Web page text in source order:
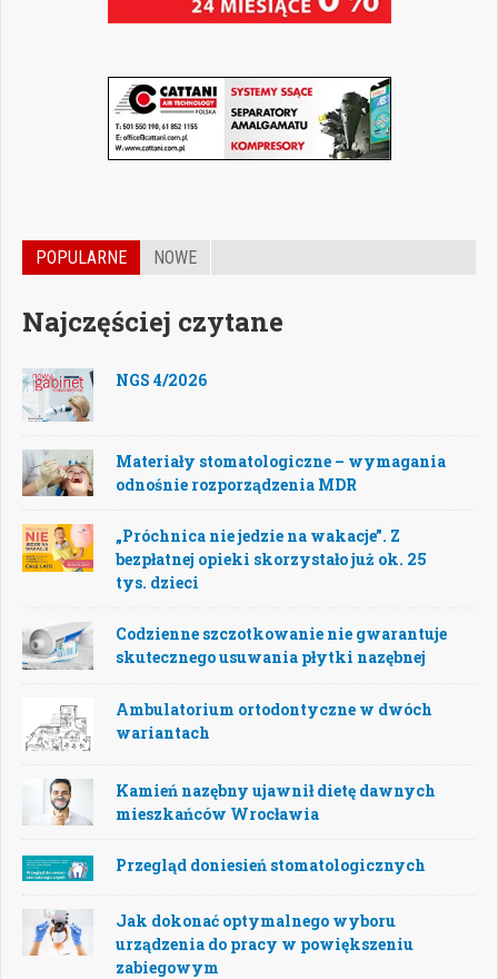
POPULARNE NOWE
Najczęściej czytane
NGS 4/2026
Materiały stomatologiczne – wymagania
odnośnie rozporządzenia MDR
„Próchnica nie jedzie na wakacje”. Z
bezpłatnej opieki skorzystało już ok. 25
tys. dzieci
Codzienne szczotkowanie nie gwarantuje
skutecznego usuwania płytki nazębnej
Ambulatorium ortodontyczne w dwóch
wariantach
Kamień nazębny ujawnił dietę dawnych
mieszkańców Wrocławia
Przegląd doniesień stomatologicznych
Jak dokonać optymalnego wyboru
urządzenia do pracy w powiększeniu
zabiegowym